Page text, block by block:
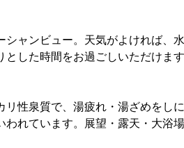
シャンビュー。天気がよければ、
とした時間をお過ごしいただけます
リ性泉質で、湯疲れ・湯ざめをし
われています。展望・露天・大浴